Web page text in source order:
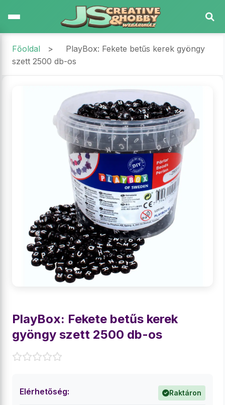
Főoldal >
PlayBox: Fekete betűs kerek gyöngy
szett 2500 db-os
PlayBox: Fekete betűs kerek
gyöngy szett 2500 db-os
Elérhetőség: Raktáron